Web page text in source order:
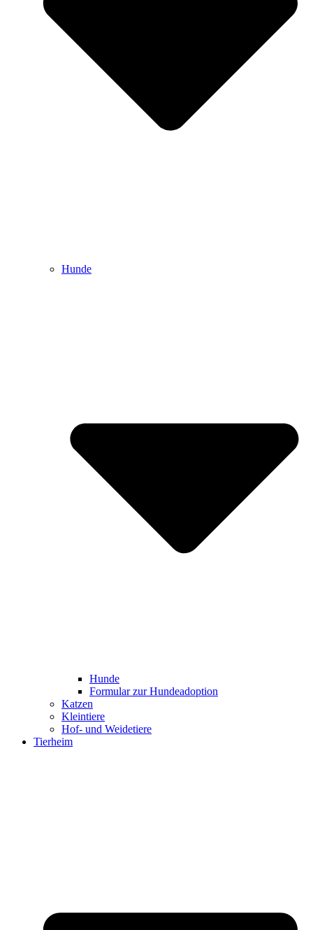
Hunde
Hunde
Formular zur Hundeadoption
Katzen
Kleintiere
Hof- und Weidetiere
Tierheim